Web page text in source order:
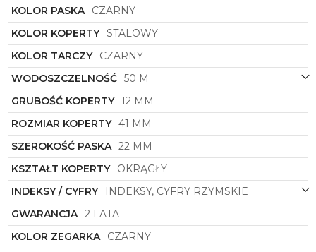
KOLOR PASKA CZARNY
KOLOR KOPERTY STALOWY
KOLOR TARCZY CZARNY
WODOSZCZELNOŚĆ 50 M
GRUBOŚĆ KOPERTY 12 MM
ROZMIAR KOPERTY 41 MM
SZEROKOŚĆ PASKA 22 MM
KSZTAŁT KOPERTY OKRĄGŁY
INDEKSY / CYFRY
INDEKSY, CYFRY RZYMSKIE
GWARANCJA 2 LATA
KOLOR ZEGARKA CZARNY